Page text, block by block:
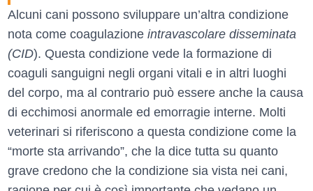
Alcuni cani possono sviluppare un’altra condizione
nota come coagulazione intravascolare disseminata
(CID). Questa condizione vede la formazione di
coaguli sanguigni negli organi vitali e in altri luoghi
del corpo, ma al contrario può essere anche la causa
di ecchimosi anormale ed emorragie interne. Molti
veterinari si riferiscono a questa condizione come la
“morte sta arrivando”, che la dice tutta su quanto
grave credono che la condizione sia vista nei cani,